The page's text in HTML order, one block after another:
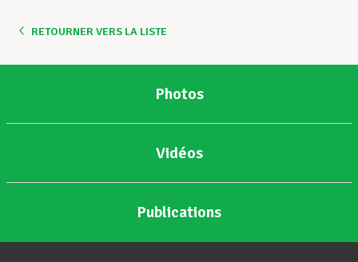
RETOURNER VERS LA LISTE
Photos
Vidéos
Publications